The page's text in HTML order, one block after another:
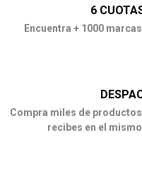
6
Encuentra + 1000
Compra miles de
recibes en el